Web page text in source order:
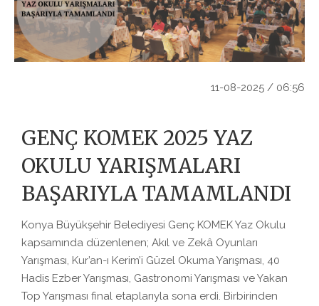
11-08-2025 / 06:56
GENÇ KOMEK 2025 YAZ
OKULU YARIŞMALARI
BAŞARIYLA TAMAMLANDI
Konya Büyükşehir Belediyesi Genç KOMEK Yaz Okulu
kapsamında düzenlenen; Akıl ve Zekâ Oyunları
Yarışması, Kur’an-ı Kerim’i Güzel Okuma Yarışması, 40
Hadis Ezber Yarışması, Gastronomi Yarışması ve Yakan
Top Yarışması final etaplarıyla sona erdi. Birbirinden